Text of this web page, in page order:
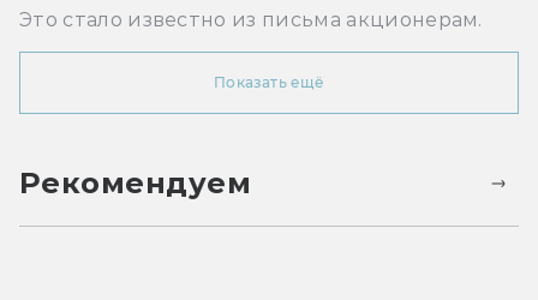
Это стало известно из письма акционерам.
Показать ещё
Рекомендуем